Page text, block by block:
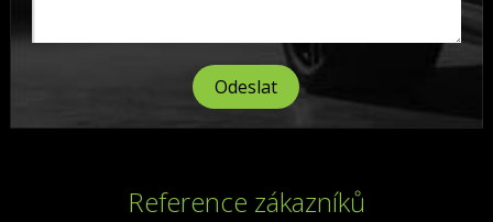
Reference zákazníků